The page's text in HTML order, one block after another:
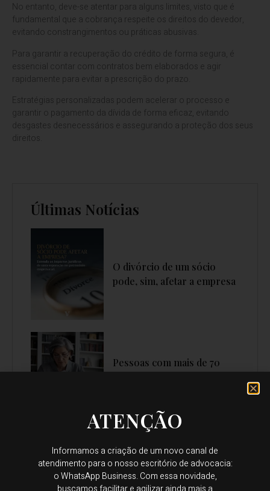
No entanto, deve-se atentar para alguns limites, visto que é
fundamental que a cobrança respeite os direitos do devedor,
evitando constrangimentos ou práticas abusivas.
Para garantir a recuperação do crédito de forma segura, é
essencial contar com contratos bem elaborados e agir
rapidamente para evitar a prescrição do prazo.
Estratégias personalizadas podem acelerar o processo e
garantir o pagamento da dívida de forma eficaz, evitando
desgastes desnecessários e assegurando a proteção dos seus
direitos.
Últimas Notícias
O divórcio de um sócio
pode, sim, afetar a empresa
Pessoas com mais de 70
STJ mantém destituição do
poder por abandono e uso
ATENÇÃO
Informamos a criação de um novo canal de
atendimento para o nosso escritório de advocacia:
o WhatsApp Business. Com essa novidade,